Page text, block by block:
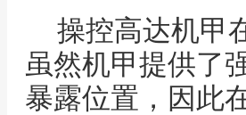
操控高达机甲
虽然机甲提供了
暴露位置，因此